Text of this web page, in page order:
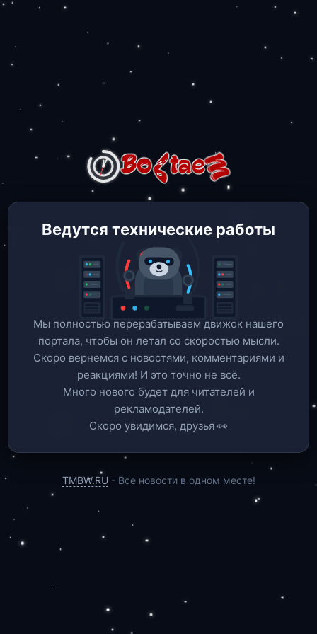
Ведутся технические работы
Мы полностью перерабатываем движок нашего
портала, чтобы он летал со скоростью мысли.
Скоро вернемся c новостями, комментариями и
реакциями! И это точно не всё.
Много нового будет для читателей и
рекламодателей.
Скоро увидимся, друзья 👀
TMBW.RU - Все новости в одном месте!